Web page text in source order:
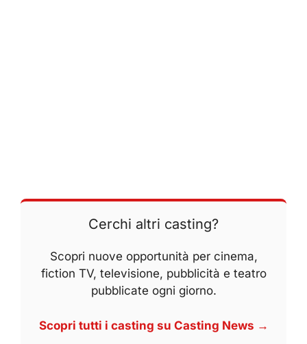
Cerchi altri casting?
Scopri nuove opportunità per cinema,
fiction TV, televisione, pubblicità e teatro
pubblicate ogni giorno.
Scopri tutti i casting su Casting News →